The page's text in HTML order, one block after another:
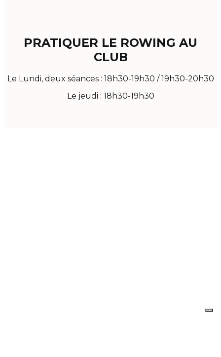
PRATIQUER LE ROWING AU
CLUB
Le Lundi, deux séances : 18h30-19h30 / 19h30-20h30
Le jeudi : 18h30-19h30